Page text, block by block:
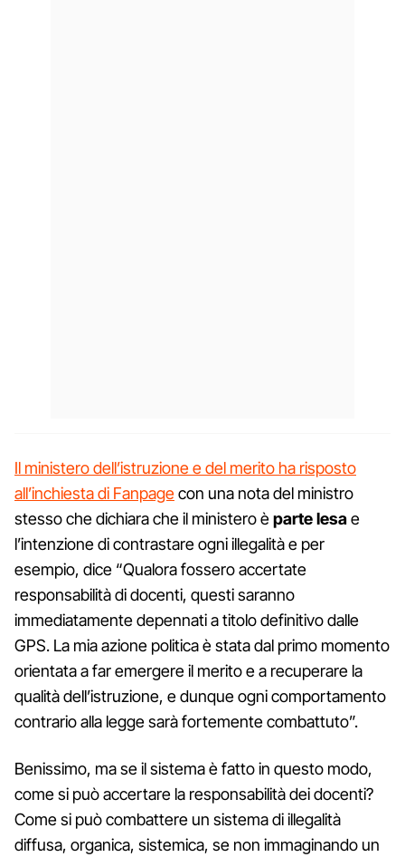
Il ministero dell’istruzione e del merito ha risposto
all’inchiesta di Fanpagecon una nota del ministro
stesso che dichiara che il ministero èparte lesae
l’intenzione di contrastare ogni illegalità e per
esempio, dice “Qualora fossero accertate
responsabilità di docenti, questi saranno
immediatamente depennati a titolo definitivo dalle
GPS. La mia azione politica è stata dal primo momento
orientata a far emergere il merito e a recuperare la
qualità dell’istruzione, e dunque ogni comportamento
contrario alla legge sarà fortemente combattuto”.
Benissimo, ma se il sistema è fatto in questo modo,
come si può accertare la responsabilità dei docenti?
Come si può combattere un sistema di illegalità
diffusa, organica, sistemica, se non immaginando un